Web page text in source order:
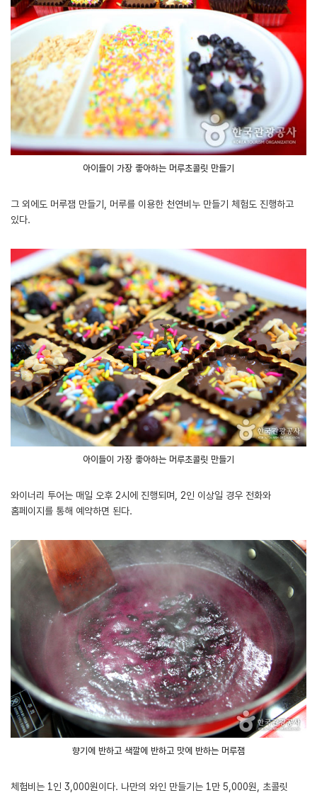
아이들이 가장 좋아하는 머루초콜릿 만들기
그 외에도 머루잼 만들기, 머루를 이용한 천연비누 만들기 체험도 진행하고
있다.
아이들이 가장 좋아하는 머루초콜릿 만들기
와이너리 투어는 매일 오후 2시에 진행되며, 2인 이상일 경우 전화와
홈페이지를 통해 예약하면 된다.
향기에 반하고 색깔에 반하고 맛에 반하는 머루잼
체험비는 1인 3,000원이다. 나만의 와인 만들기는 1만 5,000원, 초콜릿